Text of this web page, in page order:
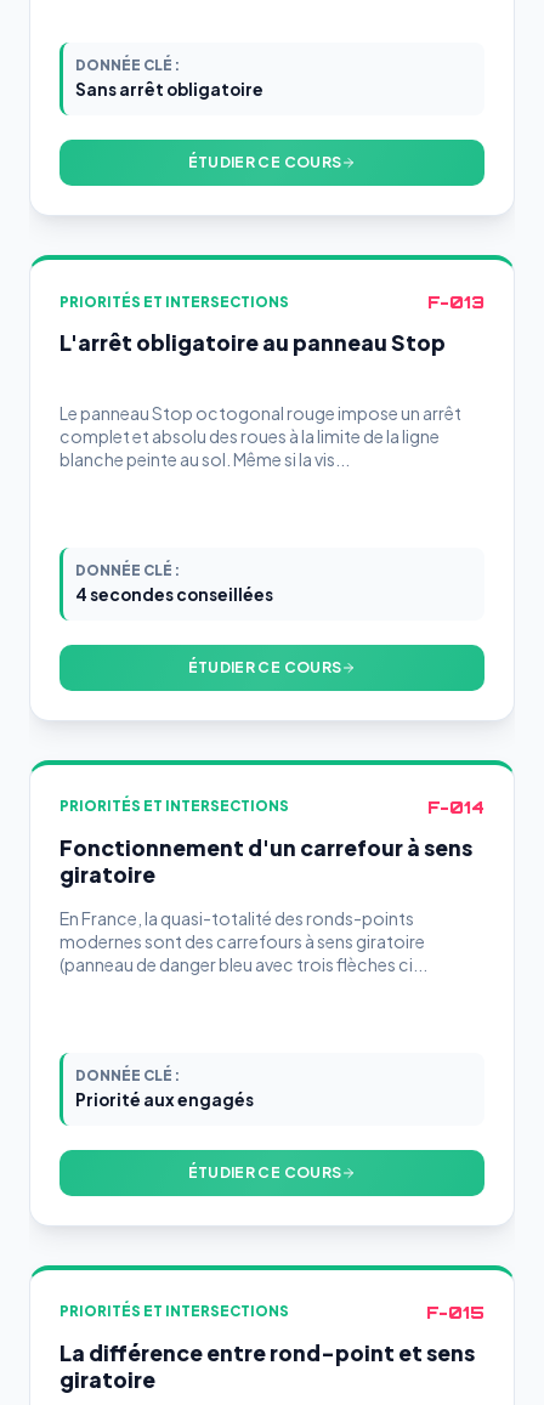
DONNÉE CLÉ :
Sans arrêt obligatoire
ÉTUDIER CE COURS
PRIORITÉS ET INTERSECTIONS F-013
L'arrêt obligatoire au panneau Stop
Le panneau Stop octogonal rouge impose un arrêt
complet et absolu des roues à la limite de la ligne
blanche peinte au sol. Même si la vis...
DONNÉE CLÉ :
4 secondes conseillées
ÉTUDIER CE COURS
PRIORITÉS ET INTERSECTIONS F-014
Fonctionnement d'un carrefour à sens
giratoire
En France, la quasi-totalité des ronds-points
modernes sont des carrefours à sens giratoire
(panneau de danger bleu avec trois flèches ci...
DONNÉE CLÉ :
Priorité aux engagés
ÉTUDIER CE COURS
PRIORITÉS ET INTERSECTIONS F-015
La différence entre rond-point et sens
giratoire